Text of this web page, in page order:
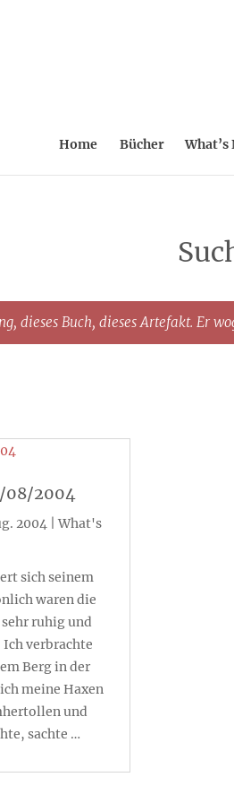
Home Bücher What’s
dieses Buch, dieses Artefakt. Er
08/2004
2004 |What's
sich seinem
waren die
ruhig und
verbrachte
Berg in der
meine Haxen
und
sachte …